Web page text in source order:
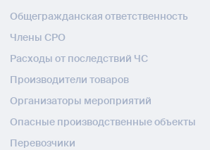
Общегражданская ответственность
Члены СРО
Расходы от последствий ЧС
Производители товаров
Организаторы мероприятий
Опасные производственные объекты
Перевозчики